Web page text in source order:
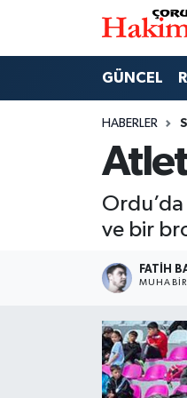
GÜNCEL
HABERLER
ve bir
FATIH
MUHABIR
GÜNCEL
AKTÜEL
EĞİTİM
Nöbetçi Eczaneler
Çorum Namaz
Trafik Durumu
Tüm Manşetler
Son Dakika
Haber Arşivi